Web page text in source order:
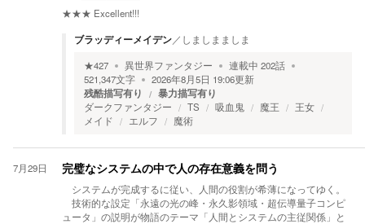
★★★ Excellent!!!
ブラッディーメイデン／ しましまましま
★427 異世界ファンタジー 連載中 202話
521,347文字 2026年8月5日 19:06更新
残酷描写有り 暴力描写有り
ダークファンタジー TS 吸血鬼 魔王
王女
メイド
エルフ 魔術
7月29日 完璧なシステムの中で人の存在意義を問う
システムが完成するに従い、人間の役割が希薄になってゆく。
技術的な設定「永遠の光の峰・永久影領域・超伝導量子コンピ
ュータ」の説明が物語のテーマ「人間とシステムの主従関係」と